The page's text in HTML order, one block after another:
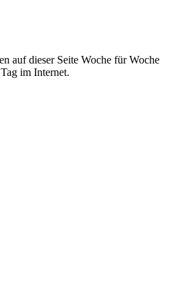
auf dieser Seite Woche für Woche
im Internet.